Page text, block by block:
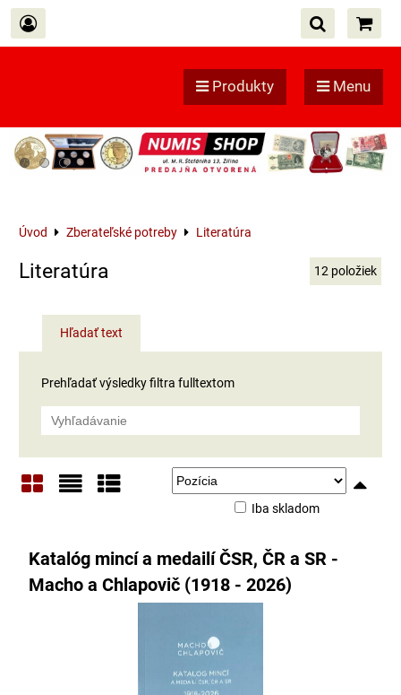
Produkty Menu
Úvod Zberateľské potreby Literatúra
Literatúra 12 položiek
Hľadať text
Prehľadať výsledky filtra fulltextom
Iba skladom
Katalóg mincí a medailí ČSR, ČR a SR -
Macho a Chlapovič (1918 - 2026)